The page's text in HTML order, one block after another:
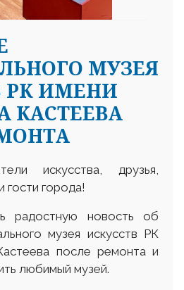
МУЗЕЯ
РК ИМЕНИ
КАСТЕЕВА
искусства, друзья,
гости города!
радостную новость об
музея искусств РК
после ремонта и
любимый музей.